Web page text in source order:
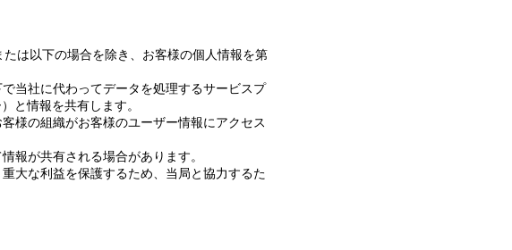
は以下の場合を除き、お客様の個人情報を第
当社に代わってデータを処理するサービスプ
と情報を共有します。
様の組織がお客様のユーザー情報にアクセス
報が共有される場合があります。
大な利益を保護するため、当局と協力するた